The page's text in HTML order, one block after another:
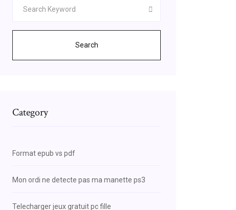
Search
Category
Format epub vs pdf
Mon ordi ne detecte pas ma manette ps3
Telecharger jeux gratuit pc fille